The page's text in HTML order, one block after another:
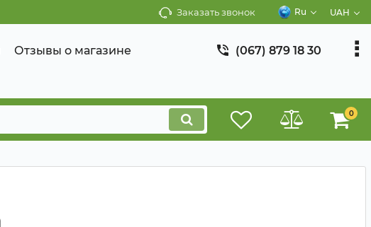
Заказать звонок Ru UAH
Отзывы о магазине (067) 879 18 30
0